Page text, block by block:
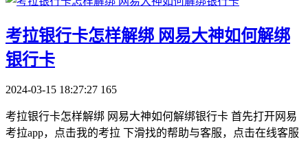
​考拉银行卡怎样解绑 网易大神如何解绑
银行卡
2024-03-15 18:27:27 165
考拉银行卡怎样解绑 网易大神如何解绑银行卡 首先打开网易
考拉app，点击我的考拉 下滑找的帮助与客服，点击在线客服